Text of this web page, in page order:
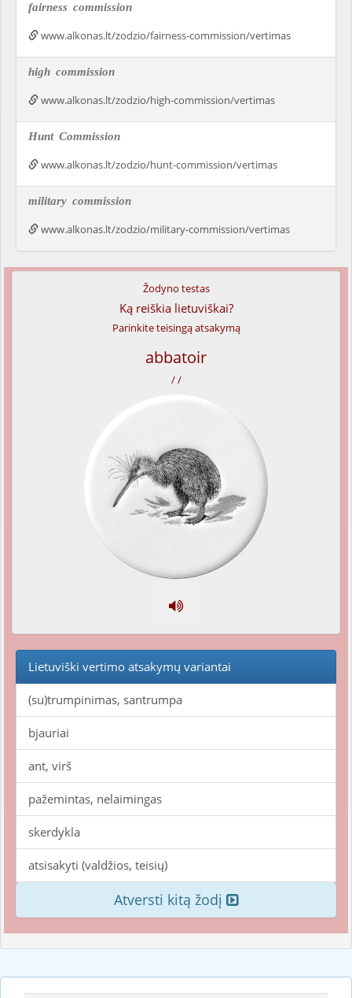
fairness commission
www.alkonas.lt/zodzio/fairness-commission/vertimas
high commission
www.alkonas.lt/zodzio/high-commission/vertimas
Hunt Commission
www.alkonas.lt/zodzio/hunt-commission/vertimas
military commission
www.alkonas.lt/zodzio/military-commission/vertimas
Žodyno testas
Ką reiškia lietuviškai?
Parinkite teisingą atsakymą
abbatoir
/ /
Lietuviški vertimo atsakymų variantai
(su)trumpinimas, santrumpa
bjauriai
ant, virš
pažemintas, nelaimingas
skerdykla
atsisakyti (valdžios, teisių)
Atversti kitą žodį